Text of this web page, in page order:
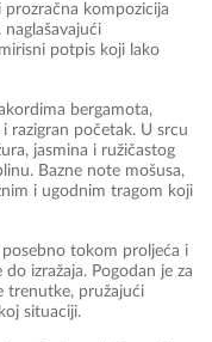
kompozicija
potpis koji lako
bergamota,
razigran početak. U srcu
jasmina i ružičastog
Bazne note mošusa,
i ugodnim tragom koji
posebno tokom proljeća i
izražaja. Pogodan je za
trenutke, pružajući
situaciji.